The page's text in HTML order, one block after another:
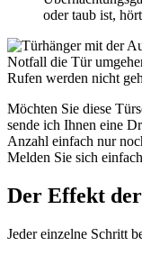
oder taub ist,
Möchten Sie diese
sende ich Ihnen eine
Anzahl einfach nur
Melden Sie sich
Der Effekt
Jeder einzelne Schritt